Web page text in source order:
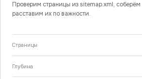
Проверим страницы из sitemap.xml,
расставим их по важности.
Страницы
Глубина